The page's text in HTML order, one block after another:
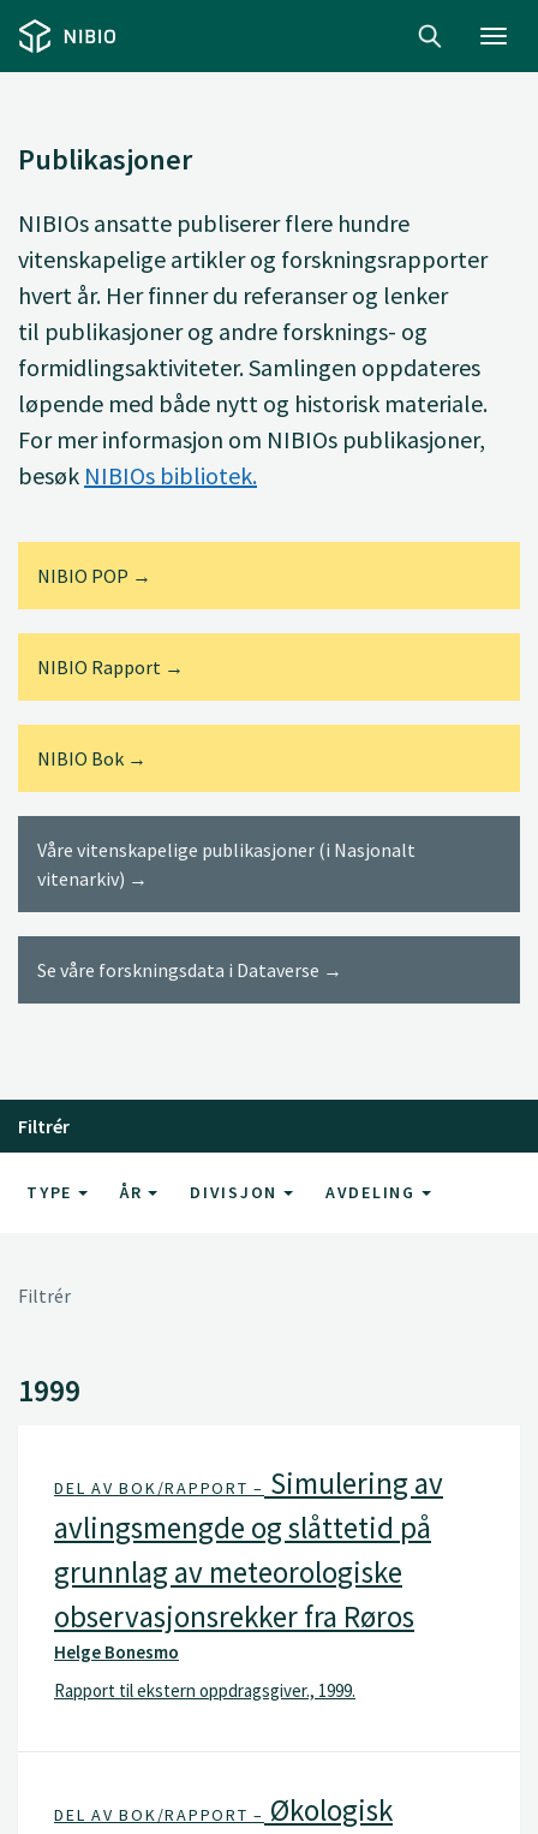
Publikasjoner
NIBIOs ansatte publisererflere hundre
vitenskapelige artikler og forskningsrapporter
hvert år. Her finner du referanser og lenker
til publikasjoner og andre forsknings- og
formidlingsaktiviteter. Samlingen oppdateres
løpende med både nytt og historisk materiale.
For mer informasjon om NIBIOs publikasjoner,
besøk NIBIOs bibliotek.
NIBIO POP →
NIBIO Rapport →
NIBIO Bok →
Våre vitenskapelige publikasjoner (i Nasjonalt
vitenarkiv) →
Se våre forskningsdata i Dataverse →
Filtrér
TYPE ÅR DIVISJON AVDELING
Filtrér
1999
DEL AV BOK/RAPPORT – Simulering av
avlingsmengde og slåttetid på
grunnlag av meteorologiske
observasjonsrekker fra Røros
Helge Bonesmo
Rapport til ekstern oppdragsgiver., 1999.
DEL AV BOK/RAPPORT – Økologisk